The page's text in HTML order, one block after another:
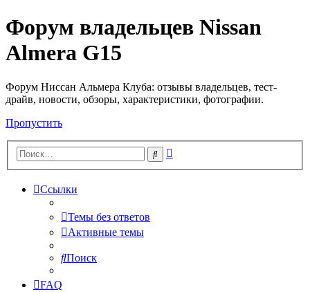
Форум владельцев Nissan
Almera G15
Форум Ниссан Альмера Клуба: отзывы владельцев, тест-
драйв, новости, обзоры, характеристики, фотографии.
Пропустить
Поиск
Ссылки
Темы без ответов
Активные темы
Поиск
FAQ